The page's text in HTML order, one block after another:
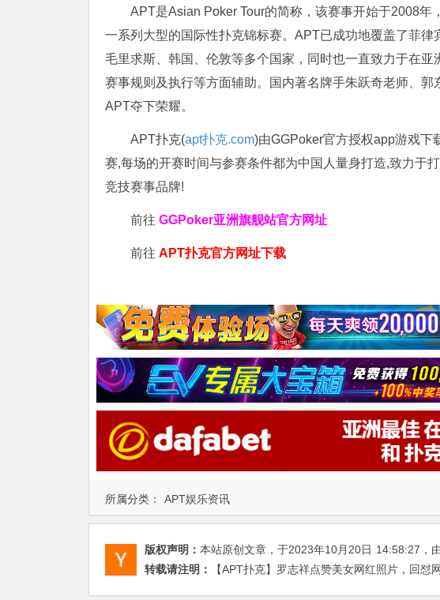
所属分类： APT娱乐资讯
APT是Asian Poker Tour的简称，该赛事开始于2008
一系列大型的国际性扑克锦标赛。APT已成功地覆盖了菲律
毛里求斯、韩国、伦敦等多个国家，同时也一直致力于在
赛事规则及执行等方面辅助。国内著名牌手朱跃奇老师、
APT夺下荣耀。
APT扑克(apt扑克.com)由GGPoker官方授权app游戏下
赛,每场的开赛时间与参赛条件都为中国人量身打造,致力于
竞技赛事品牌!
前往 GGPoker亚洲旗舰站官方网址
前往 APT扑克官方网址下载
版权声明： 本站原创文章，于2023年10月20日 14:58:27 ，
转载请注明：
【APT扑克】罗志祥点赞美女网红照片，回